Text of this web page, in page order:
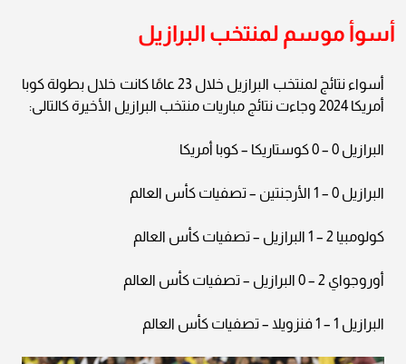
أسوأ موسم لمنتخب البرازيل
أسواء نتائج لمنتخب البرازيل خلال 23 عامًا كانت خلال بطولة كوبا
أمريكا 2024 وجاءت نتائج مباريات منتخب البرازيل الأخيرة كالتالى:
البرازيل 0 – 0 كوستاريكا – كوبا أمريكا
البرازيل 0 – 1 الأرجنتين – تصفيات كأس العالم
كولومبيا 2 – 1 البرازيل – تصفيات كأس العالم
أوروجواي 2 – 0 البرازيل – تصفيات كأس العالم
البرازيل 1 – 1 فنزويلا – تصفيات كأس العالم